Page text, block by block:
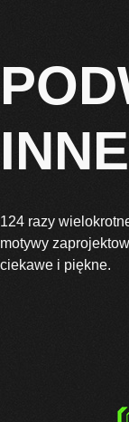
124 razy
motywy
ciekawe i piękne.